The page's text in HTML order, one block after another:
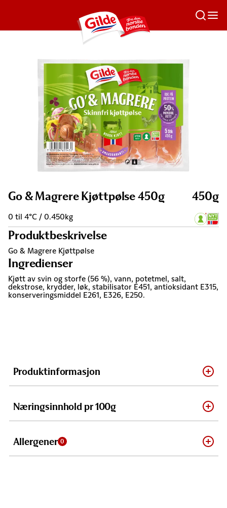
Go & Magrere Kjøttpølse 450g 450g
0 til 4°C / 0.450kg
Produktbeskrivelse
Go & Magrere Kjøttpølse
Ingredienser
Kjøtt av svin og storfe (56 %), vann, potetmel, salt,
dekstrose, krydder, løk, stabilisator E451, antioksidant E315,
konserveringsmiddel E261, E326, E250.
Produktinformasjon
Næringsinnhold pr 100g
Allergener 0